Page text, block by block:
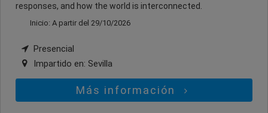
responses, and how the world is interconnected.
Inicio: A partir del 29/10/2026
Presencial
Impartido en: Sevilla
Más información